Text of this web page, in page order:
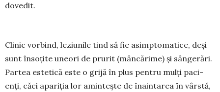
dovedit.
Clinic vorbind, leziunile tind să fie asimptoma­ti­ce, deși
sunt însoțite uneori de prurit (mâncărime) și sângerări.
Par­tea estetică este o grijă în plus pentru mulți pa­ci­
enți, căci apariția lor amintește de înaintarea în vârstă,